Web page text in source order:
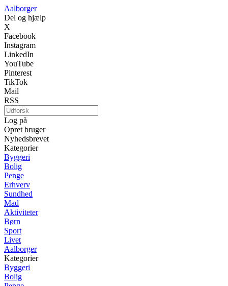
Aalborger
Del og hjælp
X
Facebook
Instagram
LinkedIn
YouTube
Pinterest
TikTok
Mail
RSS
Log på
Opret bruger
Nyhedsbrevet
Kategorier
Byggeri
Bolig
Penge
Erhverv
Sundhed
Mad
Aktiviteter
Børn
Sport
Livet
Aalborger
Kategorier
Byggeri
Bolig